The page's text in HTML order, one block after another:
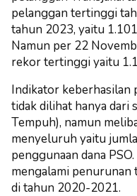
pelanggan tertinggi
tahun 2023, yaitu
Namun per 22
rekor tertinggi yaitu
Indikator keberhasilan
tidak dilihat hanya dari
Tempuh), namun
menyeluruh yaitu
penggunaan dana
mengalami penurunan
di tahun 2020-2021.